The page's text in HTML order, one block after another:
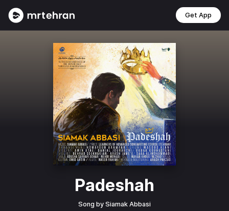
Get App
Padeshah
Song by Siamak Abbasi